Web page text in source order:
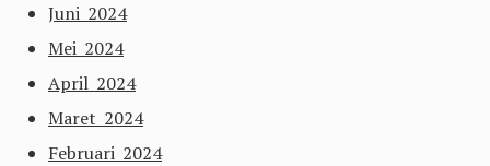
Juni 2024
Mei 2024
April 2024
Maret 2024
Februari 2024